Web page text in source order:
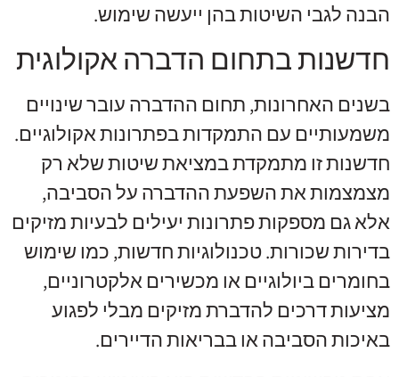
הבנה לגבי השיטות בהן ייעשה שימוש.
חדשנות בתחום הדברה אקולוגית
בשנים האחרונות, תחום ההדברה עובר שינויים
משמעותיים עם התמקדות בפתרונות אקולוגיים.
חדשנות זו מתמקדת במציאת שיטות שלא רק
מצמצמות את השפעת ההדברה על הסביבה,
אלא גם מספקות פתרונות יעילים לבעיות מזיקים
בדירות שכורות. טכנולוגיות חדשות, כמו שימוש
בחומרים ביולוגיים או מכשירים אלקטרוניים,
מציעות דרכים להדברת מזיקים מבלי לפגוע
באיכות הסביבה או בבריאות הדיירים.